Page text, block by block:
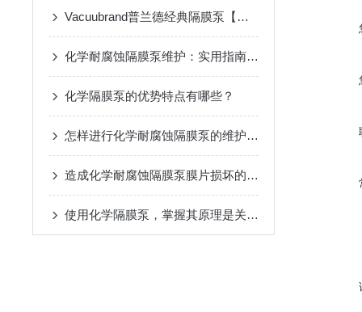
Vacuubrand普兰德经典隔膜泵【试用+抽礼品】！
化学耐腐蚀隔膜泵维护：实用指南和最佳实践
化学隔膜泵的优势特点有哪些？
怎样进行化学耐腐蚀隔膜泵的维护和保养
造成化学耐腐蚀隔膜泵膜片损坏的原因有哪些？
使用化学隔膜泵，掌握其原理是关键！